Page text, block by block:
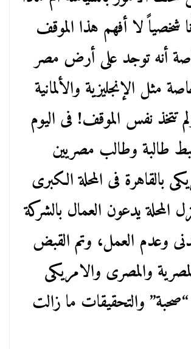
شخصياً لا أفهم هذا الموقف
أنه توجد على أرض مصر
مثل الإنجليزية والألمانية
تتخذ نفس الموقف! فى اليوم
طالبة وطالب مصريين
بالقاهرة فى المحلة الكبرى
يدعون العمال بالشركة
وعدم العمل، وتم القبض
والمصرى والامريكى
“صحبة” والتحقيقات ما زالت